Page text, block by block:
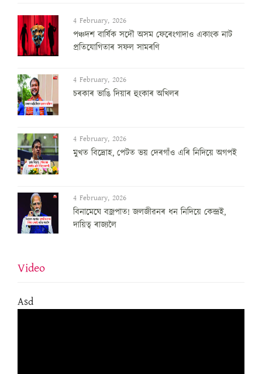
4 February, 2026
পঞ্চদশ বার্ষিক সদৌ অসম ফেৰেংগাদাও একাংক নাট
প্রতিযোগিতাৰ সফল সামৰণি
4 February, 2026
চৰকাৰ ভাঙি দিয়াৰ হুংকাৰ অখিলৰ
4 February, 2026
মুখত বিদ্ৰোহ, পেটত ভয় দেৰগাঁও এৰি নিদিয়ে অগপই
4 February, 2026
বিনামেঘে বজ্ৰপাত! জলজীৱনৰ ধন নিদিয়ে কেন্দ্ৰই,
দায়িত্ব ৰাজ্যলৈ
Video
Asd